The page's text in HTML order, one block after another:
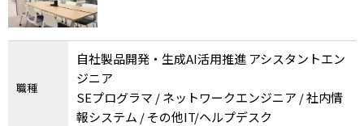
職種
自社製品開発・生成AI活用推進 アシスタントエン
ジニア
SEプログラマ / ネットワークエンジニア / 社内情
報システム / その他IT/ヘルプデスク